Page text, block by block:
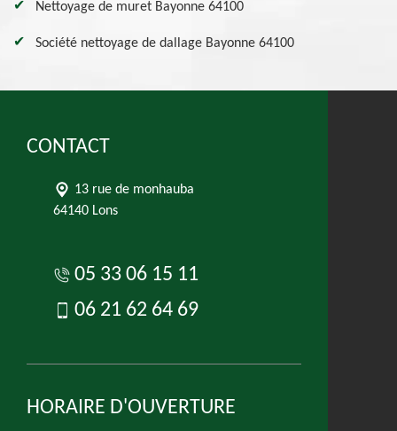
Nettoyage de muret Bayonne 64100
Société nettoyage de dallage Bayonne 64100
CONTACT
13 rue de monhauba
64140 Lons
05 33 06 15 11
06 21 62 64 69
HORAIRE D'OUVERTURE